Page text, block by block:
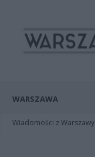
WARSZAWA
Wiadomości z Warszawy